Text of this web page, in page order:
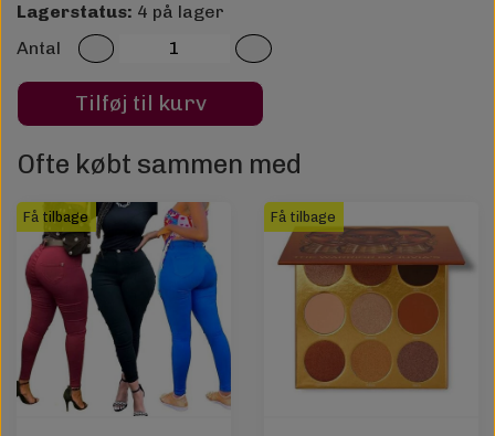
Lagerstatus: 4 på lager
Antal
Tilføj til kurv
Ofte købt sammen med
Få tilbage Få tilbage